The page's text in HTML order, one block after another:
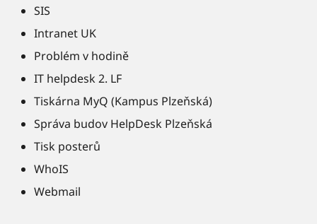
SIS
Intranet UK
Problém v hodině
IT helpdesk 2. LF
Tiskárna MyQ (Kampus Plzeňská)
Správa budov HelpDesk Plzeňská
Tisk posterů
WhoIS
Webmail